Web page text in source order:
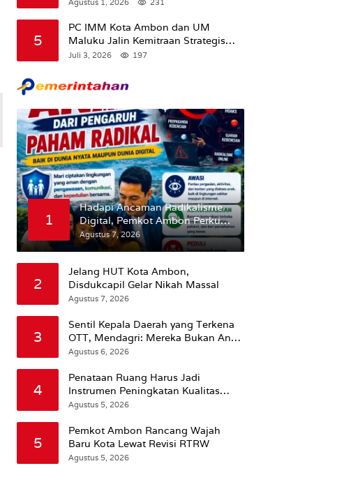
Putih Di Maluku.
Agustus 1, 2026 231
5
PC IMM Kota Ambon dan UM
Maluku Jalin Kemitraan Strategis
untuk Cetak Kader Pencerah Bangsa
Kampus”
Juli 3, 2026 197
1
Hadapi Ancaman Radikalisme
Digital, Pemkot Ambon Perkuat
Peran Keluarga
Agustus 7, 2026
2
Jelang HUT Kota Ambon,
Disdukcapil Gelar Nikah Massal
Agustus 7, 2026
3
Sentil Kepala Daerah yang Terkena
OTT, Mendagri: Mereka Bukan Anak
Kemarin Sore
Agustus 6, 2026
4
Penataan Ruang Harus Jadi
Instrumen Peningkatan Kualitas
Hidup Masyarakat, Wattimena:
Susun RDTR Sebagai Dasar Hukum
Agustus 5, 2026
5
Pemkot Ambon Rancang Wajah
Baru Kota Lewat Revisi RTRW
Agustus 5, 2026